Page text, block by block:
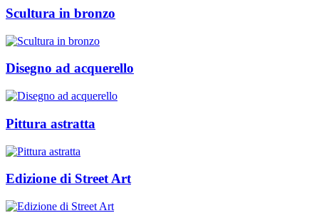
Scultura in bronzo
Disegno ad acquerello
Pittura astratta
Edizione di Street Art